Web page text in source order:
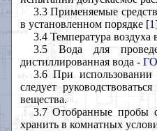
3.3 Применяемые
в установленном порядке [1
3.4 Температура
3.5 Вода для
дистиллированная вода -
3.6 При использовании
следует
вещества.
3.7 Отобранные пробы
хранить в комнатных